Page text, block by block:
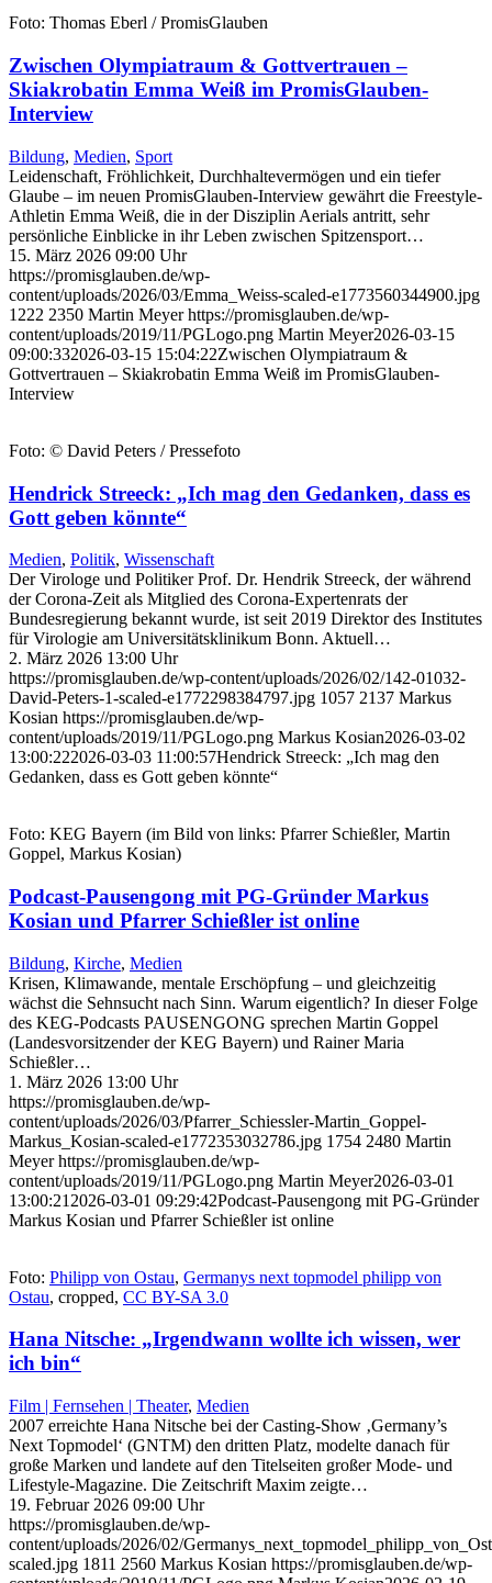
Foto: Thomas Eberl / PromisGlauben
Zwischen Olympiatraum & Gottvertrauen –
Skiakrobatin Emma Weiß im PromisGlauben-
Interview
Bildung, Medien, Sport
Leidenschaft, Fröhlichkeit, Durchhaltevermögen und ein tiefer
Glaube – im neuen PromisGlauben-Interview gewährt die Freestyle-
Athletin Emma Weiß, die in der Disziplin Aerials antritt, sehr
persönliche Einblicke in ihr Leben zwischen Spitzensport…
15. März 2026 09:00 Uhr
https://promisglauben.de/wp-
content/uploads/2026/03/Emma_Weiss-scaled-e1773560344900.jpg
1222 2350 Martin Meyer https://promisglauben.de/wp-
content/uploads/2019/11/PGLogo.png Martin Meyer2026-03-15
09:00:332026-03-15 15:04:22Zwischen Olympiatraum &
Gottvertrauen – Skiakrobatin Emma Weiß im PromisGlauben-
Interview
Foto: © David Peters / Pressefoto
Hendrick Streeck: „Ich mag den Gedanken, dass es
Gott geben könnte“
Medien, Politik, Wissenschaft
Der Virologe und Politiker Prof. Dr. Hendrik Streeck, der während
der Corona-Zeit als Mitglied des Corona-Expertenrats der
Bundesregierung bekannt wurde, ist seit 2019 Direktor des Institutes
für Virologie am Universitätsklinikum Bonn. Aktuell…
2. März 2026 13:00 Uhr
https://promisglauben.de/wp-content/uploads/2026/02/142-01032-
David-Peters-1-scaled-e1772298384797.jpg 1057 2137 Markus
Kosian https://promisglauben.de/wp-
content/uploads/2019/11/PGLogo.png Markus Kosian2026-03-02
13:00:222026-03-03 11:00:57Hendrick Streeck: „Ich mag den
Gedanken, dass es Gott geben könnte“
Foto: KEG Bayern (im Bild von links: Pfarrer Schießler, Martin
Goppel, Markus Kosian)
Podcast-Pausengong mit PG-Gründer Markus
Kosian und Pfarrer Schießler ist online
Bildung, Kirche, Medien
Krisen, Klimawande, mentale Erschöpfung – und gleichzeitig
wächst die Sehnsucht nach Sinn. Warum eigentlich? In dieser Folge
des KEG-Podcasts PAUSENGONG sprechen Martin Goppel
(Landesvorsitzender der KEG Bayern) und Rainer Maria
Schießler…
1. März 2026 13:00 Uhr
https://promisglauben.de/wp-
content/uploads/2026/03/Pfarrer_Schiessler-Martin_Goppel-
Markus_Kosian-scaled-e1772353032786.jpg 1754 2480 Martin
Meyer https://promisglauben.de/wp-
content/uploads/2019/11/PGLogo.png Martin Meyer2026-03-01
13:00:21 2026-03-01 09:29:42Podcast-Pausengong mit PG-Gründer
Markus Kosian und Pfarrer Schießler ist online
Foto: Philipp von Ostau, Germanys next topmodel philipp von
Ostau, cropped, CC BY-SA 3.0
Hana Nitsche: „Irgendwann wollte ich wissen, wer
ich bin“
Film | Fernsehen | Theater, Medien
2007 erreichte Hana Nitsche bei der Casting-Show ‚Germany’s
Next Topmodel‘ (GNTM) den dritten Platz, modelte danach für
große Marken und landete auf den Titelseiten großer Mode- und
Lifestyle-Magazine. Die Zeitschrift Maxim zeigte…
19. Februar 2026 09:00 Uhr
https://promisglauben.de/wp-
content/uploads/2026/02/
scaled.jpg 1811 2560 Markus Kosian https://promisglauben.de/wp-